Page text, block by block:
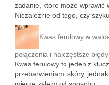
zadanie, które może wprawić
Niezależnie od tego, czy
Kwas ferulowy w
połączenia i najczęstsze
Kwas ferulowy to jeden z
przebarwieniami skóry,